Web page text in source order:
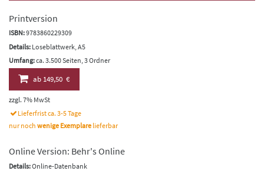
Printversion
ISBN:9783860229309
Details: Loseblattwerk, A5
Umfang:ca. 3.500 Seiten, 3 Ordner
ab149,50 €
zzgl. 7% MwSt
Lieferfrist ca. 3-5 Tage
nur noch wenige Exemplare lieferbar
Online Version: Behr's Online
Details:Online-Datenbank